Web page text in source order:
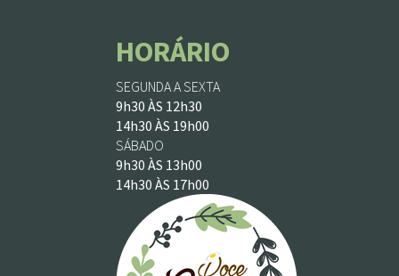
HORÁRIO
SEGUNDA A SEXTA
9h30 ÀS 12h30
14h30 ÀS 19h00
SÁBADO
9h30 ÀS 13h00
14h30 ÀS 17h00